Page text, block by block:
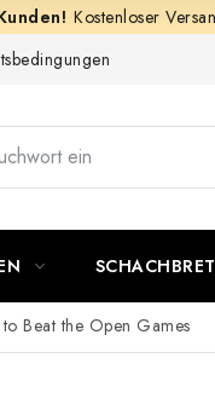
Kostenloser
Beat the Open Games